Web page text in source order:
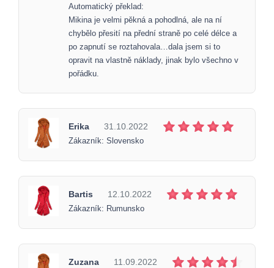
Automatický překlad:
Mikina je velmi pěkná a pohodlná, ale na ní
chybělo přesití na přední straně po celé délce a
po zapnutí se roztahovala…dala jsem si to
opravit na vlastně náklady, jinak bylo všechno v
pořádku.
Erika 31.10.2022
Zákazník: Slovensko
Bartis 12.10.2022
Zákazník: Rumunsko
Zuzana 11.09.2022